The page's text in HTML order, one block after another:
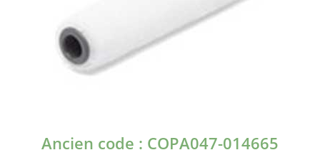
Ancien code : COPA047-014665